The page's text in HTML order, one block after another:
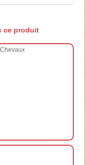
ce produit